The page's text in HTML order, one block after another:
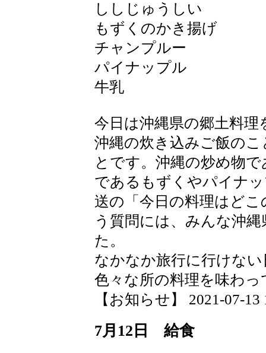
ししじゅうしい
もずくのかき揚げ
チャンプルー
パイナップル
牛乳
今日は沖縄県の郷土料
沖縄の炊き込みご飯の
とです。沖縄の炒め物
であるもずくやパイナ
送の「今日の料理はど
う質問には、みんな沖
た。
なかなか旅行に行けな
色々な所の料理を味わ
【お知らせ】 2021-07-13
7月12日 給食